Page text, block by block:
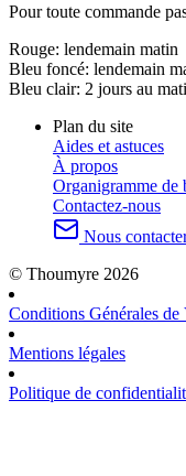
Pour toute commande
Rouge: lendemain matin
Bleu foncé: lendemain
Bleu clair: 2 jours au
Plan du site
Aides et astuces
À propos
Organigramme de
Contactez-nous
Nous
© Thoumyre 2026
Conditions Générales de
Mentions légales
Politique de